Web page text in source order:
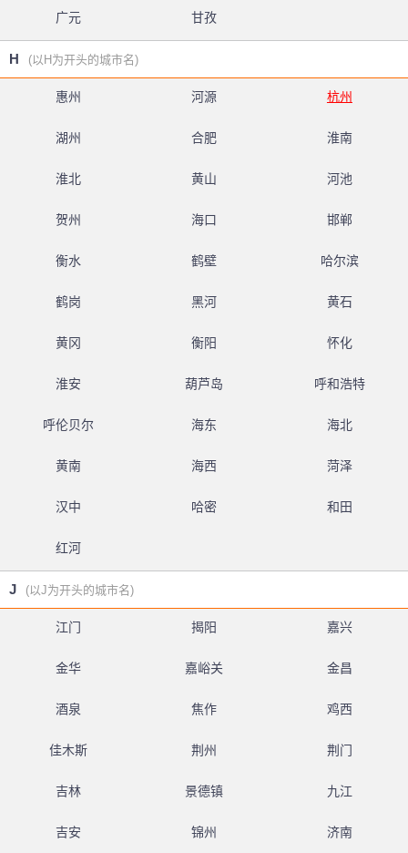
广元 甘孜
H (以H为开头的城市名)
惠州 河源 杭州
湖州 合肥 淮南
淮北 黄山 河池
贺州 海口 邯郸
衡水 鹤壁 哈尔滨
鹤岗 黑河 黄石
黄冈 衡阳 怀化
淮安 葫芦岛 呼和浩特
呼伦贝尔 海东 海北
黄南 海西 菏泽
汉中 哈密 和田
红河
J (以J为开头的城市名)
江门 揭阳 嘉兴
金华 嘉峪关 金昌
酒泉 焦作 鸡西
佳木斯 荆州 荆门
吉林 景德镇 九江
吉安 锦州 济南